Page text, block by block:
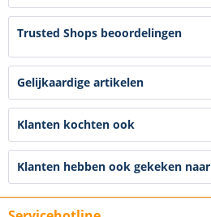
Trusted Shops beoordelingen
Gelijkaardige artikelen
Klanten kochten ook
Klanten hebben ook gekeken naar